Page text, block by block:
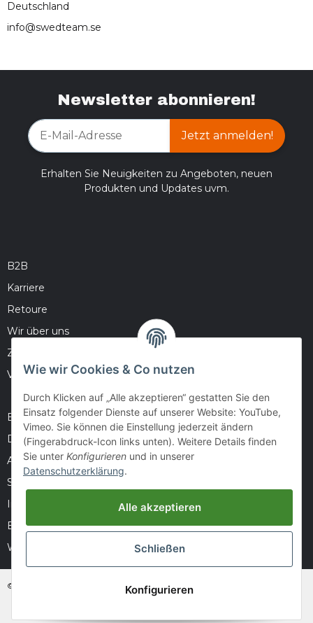
Deutschland
info@swedteam.se
Newsletter abonnieren!
Jetzt anmelden!
Erhalten Sie Neuigkeiten zu Angeboten, neuen
Produkten und Updates uvm.
B2B
Karriere
Retoure
Wir über uns
Zahlungsmöglichkeiten
Versandinformationen
Barrierefreiheitserklärung
Datenschutz
AGB
Sitemap
Impressum
Batteriegesetzhinweise
Widerrufsrecht
© huntivity-group.at
Wie wir Cookies & Co nutzen
Durch Klicken auf „Alle akzeptieren“ gestatten Sie den
Einsatz folgender Dienste auf unserer Website: YouTube,
Vimeo. Sie können die Einstellung jederzeit ändern
(Fingerabdruck-Icon links unten). Weitere Details finden
Sie unter Konfigurieren und in unserer
Datenschutzerklärung.
Alle akzeptieren
Schließen
Konfigurieren